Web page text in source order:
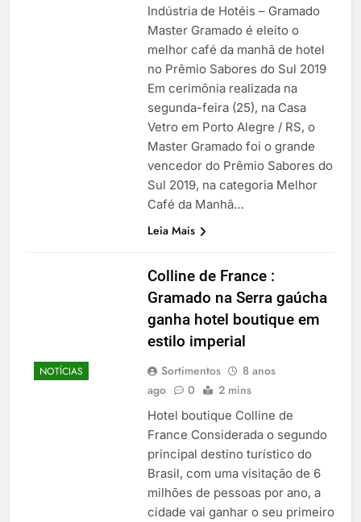
Indústria de Hotéis – Gramado
Master Gramado é eleito o
melhor café da manhã de hotel
no Prêmio Sabores do Sul 2019
Em cerimônia realizada na
segunda-feira (25), na Casa
Vetro em Porto Alegre / RS, o
Master Gramado foi o grande
vencedor do Prêmio Sabores do
Sul 2019, na categoria Melhor
Café da Manhã…
Leia Mais
NOTÍCIAS
Colline de France :
Gramado na Serra gaúcha
ganha hotel boutique em
estilo imperial
Sortimentos
8 anos
ago
0 2 mins
Hotel boutique Colline de
France Considerada o segundo
principal destino turístico do
Brasil, com uma visitação de 6
milhões de pessoas por ano, a
cidade vai ganhar o seu primeiro